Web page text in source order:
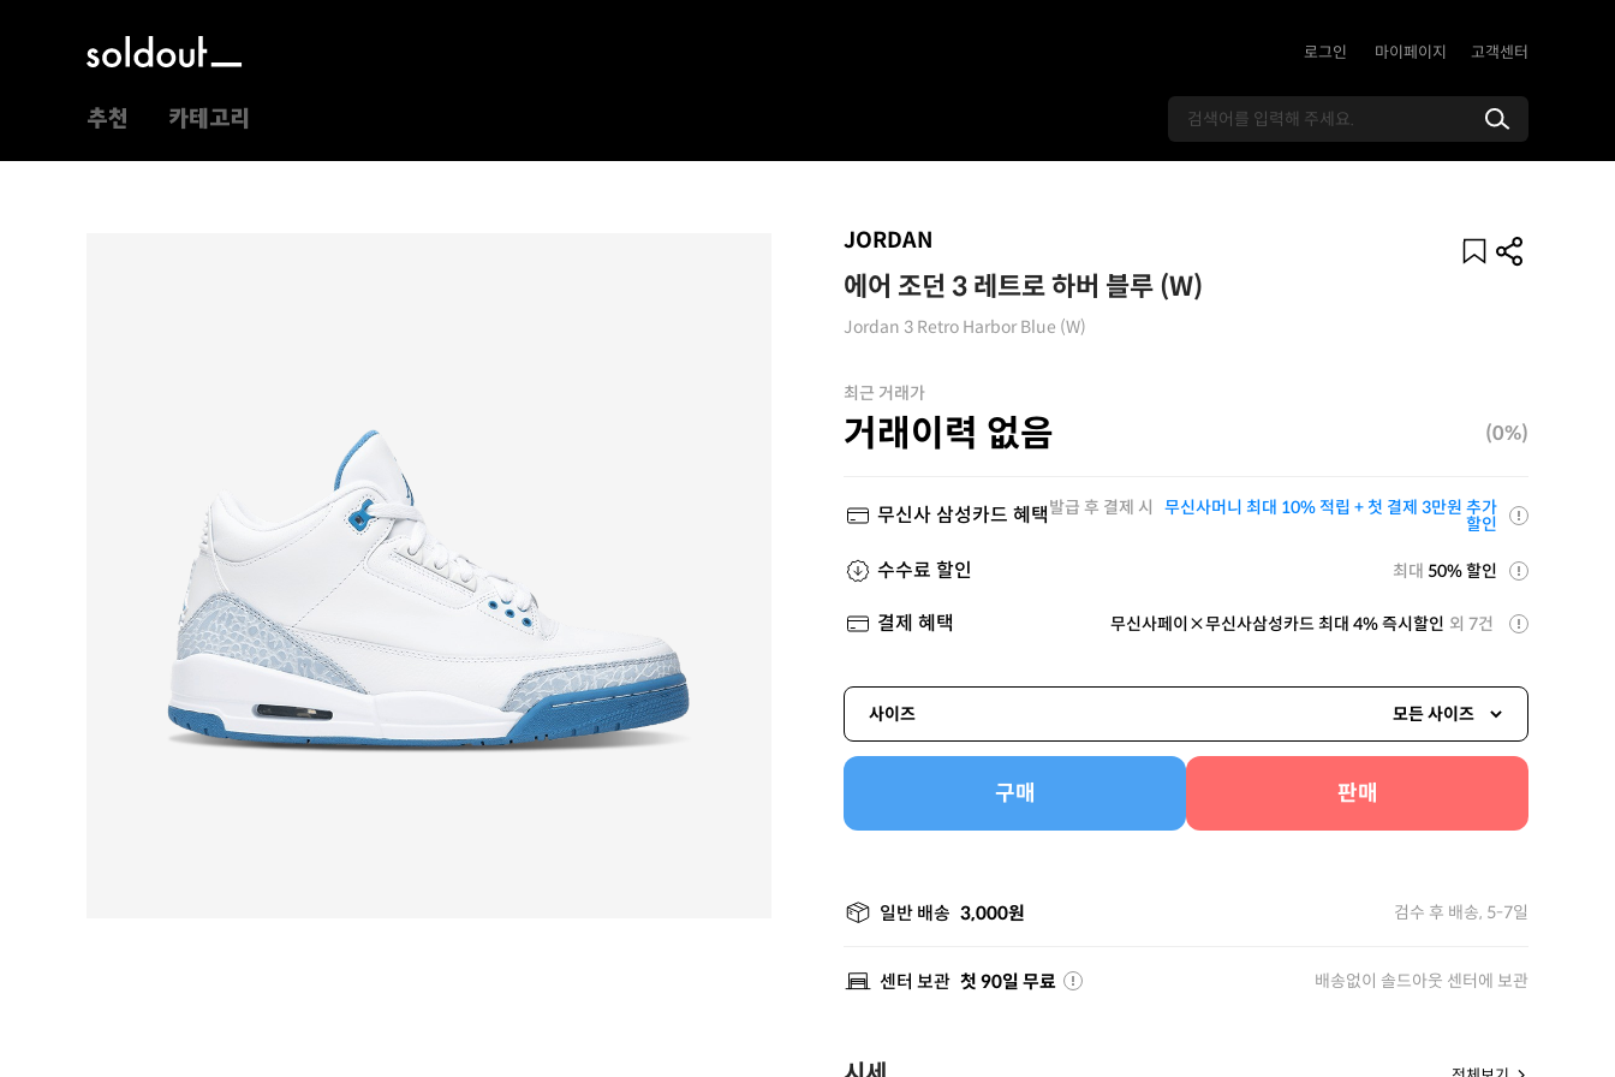
로그인 마이페이지 고객센터
추천 카테고리
JORDAN
에어 조던 3 레트로 하버 블루 (W)
Jordan 3 Retro Harbor Blue (W)
최근 거래가
거래이력 없음 (0%)
무신사 삼성카드 혜택발급 후 결제 시 무신사머니 최대 10% 적립 + 첫 결제 3만원 추가
할인
수수료 할인 최대 50% 할인
결제 혜택 무신사페이×무신사삼성카드 최대 4% 즉시할인 외 7건
사이즈 모든 사이즈
구매 판매
일반 배송 3,000원 검수 후 배송, 5-7일
센터 보관 첫 90일 무료 배송없이 솔드아웃 센터에 보관